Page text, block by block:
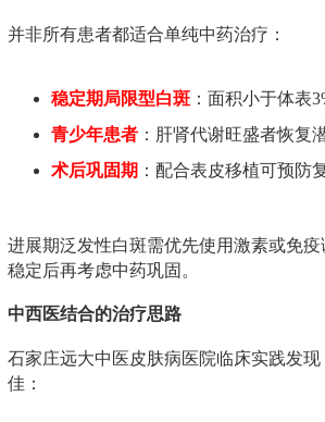
并非所有患者都适合单纯中药治疗：
稳定期局限型白斑 ：面积小于体表
青少年患者 ：肝肾代谢旺盛者恢复
术后巩固期 ：配合表皮移植可预防
进展期泛发性白斑需优先使用激素或免
稳定后再考虑中药巩固。
中西医结合的治疗思路
石家庄远大中医皮肤病医院临床实践发
佳：